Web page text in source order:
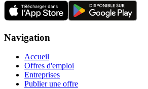
Navigation
Accueil
Offres d'emploi
Entreprises
Publier une offre